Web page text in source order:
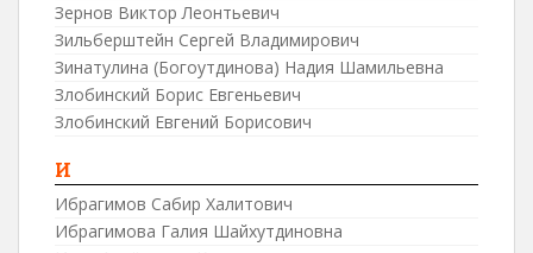
Зернов Виктор Леонтьевич
Зильберштейн Сергей Владимирович
Зинатулина (Богоутдинова) Надия Шамильевна
Злобинский Борис Евгеньевич
Злобинский Евгений Борисович
И
Ибрагимов Сабир Халитович
Ибрагимова Галия Шайхутдиновна